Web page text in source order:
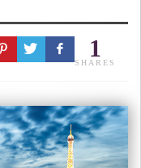
1
SHARES